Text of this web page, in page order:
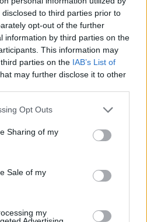
to third parties prior to
opt-out of the further
information by third parties on the
This information may
parties on the IAB’s List of
may further disclose it to other
Opt Outs
Sharing of my
Sale of my
my
ban? Itt van az összes
szünet
rátok idén: mutatjuk a dátumokat.
napkezdés, hosszabb
kaptak az általános
kreatív tevékenységekre,